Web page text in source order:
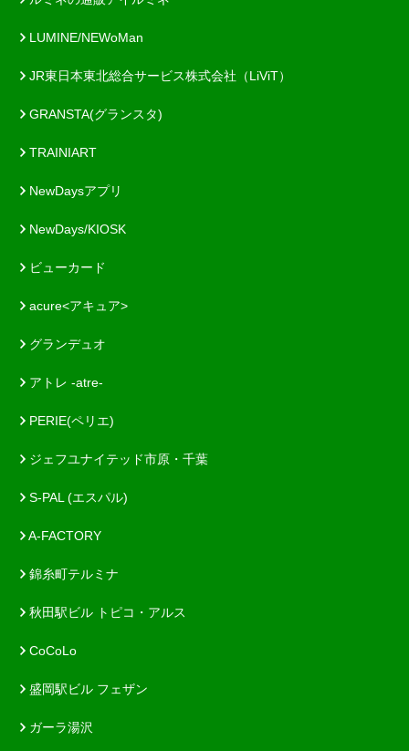
LUMINE/NEWoMan
JR東日本東北総合サービス株式会社（LiViT）
GRANSTA(グランスタ)
TRAINIART
NewDaysアプリ
NewDays/KIOSK
ビューカード
acure<アキュア>
グランデュオ
アトレ -atre-
PERIE(ペリエ)
ジェフユナイテッド市原・千葉
S-PAL (エスパル)
A-FACTORY
錦糸町テルミナ
秋田駅ビル トピコ・アルス
CoCoLo
盛岡駅ビル フェザン
ガーラ湯沢